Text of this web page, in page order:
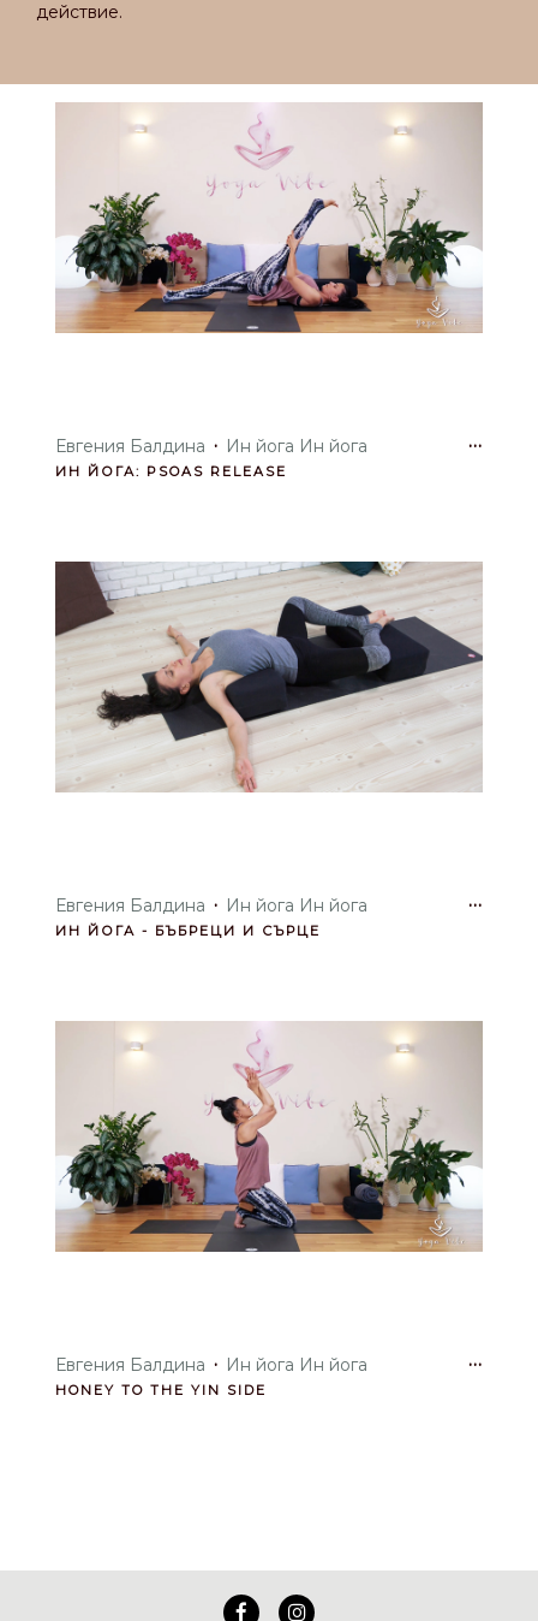
действие.
Евгения Балдина · Ин йога Ин йога ···
ИН ЙОГА: PSOAS RELEASE
Евгения Балдина · Ин йога Ин йога ···
ИН ЙОГА - БЪБРЕЦИ И СЪРЦЕ
Евгения Балдина · Ин йога Ин йога ···
HONEY TO THE YIN SIDE